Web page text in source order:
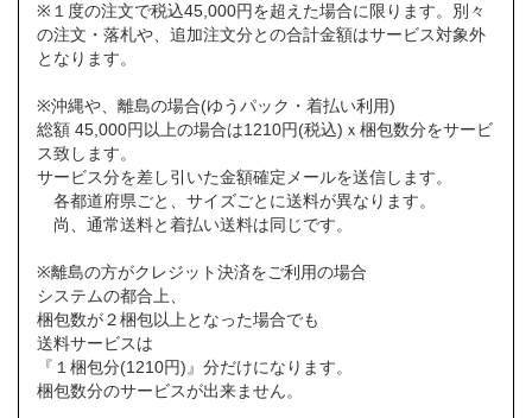
※１度の注文で税込45,000円を超えた場合に限ります。別々
の注文・落札や、追加注文分との合計金額はサービス対象外
となります。
※沖縄や、離島の場合(ゆうパック・着払い利用)
総額 45,000円以上の場合は1210円(税込)ｘ梱包数分をサービ
ス致します。
サービス分を差し引いた金額確定メールを送信します。
各都道府県ごと、サイズごとに送料が異なります。
尚、通常送料と着払い送料は同じです。
※離島の方がクレジット決済をご利用の場合
システムの都合上、
梱包数が２梱包以上となった場合でも
送料サービスは
『１梱包分(1210円)』分だけになります。
梱包数分のサービスが出来ません。